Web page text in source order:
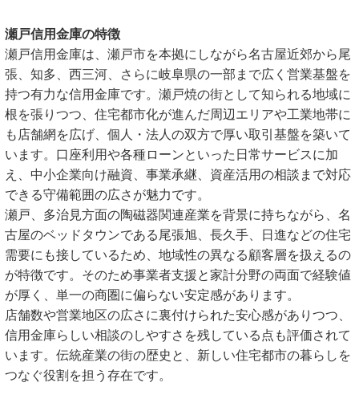
瀬戸信用金庫の特徴
瀬戸信用金庫は、瀬戸市を本拠にしながら名古屋近郊から尾
張、知多、西三河、さらに岐阜県の一部まで広く営業基盤を
持つ有力な信用金庫です。瀬戸焼の街として知られる地域に
根を張りつつ、住宅都市化が進んだ周辺エリアや工業地帯に
も店舗網を広げ、個人・法人の双方で厚い取引基盤を築いて
います。口座利用や各種ローンといった日常サービスに加
え、中小企業向け融資、事業承継、資産活用の相談まで対応
できる守備範囲の広さが魅力です。
瀬戸、多治見方面の陶磁器関連産業を背景に持ちながら、名
古屋のベッドタウンである尾張旭、長久手、日進などの住宅
需要にも接しているため、地域性の異なる顧客層を扱えるの
が特徴です。そのため事業者支援と家計分野の両面で経験値
が厚く、単一の商圏に偏らない安定感があります。
店舗数や営業地区の広さに裏付けられた安心感がありつつ、
信用金庫らしい相談のしやすさを残している点も評価されて
います。伝統産業の街の歴史と、新しい住宅都市の暮らしを
つなぐ役割を担う存在です。